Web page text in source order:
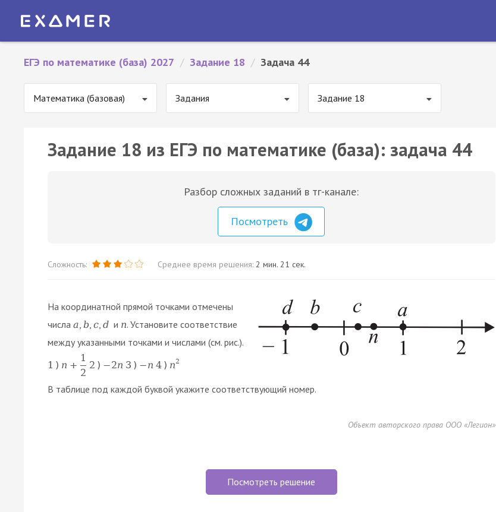
ЕГЭ по математике (база) 2027 / Задание 18 / Задача 44
Математика (базовая) Задания Задание 18
Задание 18 из ЕГЭ по математике (база): задача 44
Разбор сложных заданий в тг-канале:
Посмотреть
Сложность: Среднее время решения: 2 мин. 21 сек.
На координатной прямой точками отмечены
числа a b c d и n. Установите соответствие
между указанными точками и числами (см. рис.).
1 ) n +
1
2
2 ) −2n 3 ) −n 4 ) n2
В таблице под каждой буквой укажите соответствующий номер.
Объект авторского права ООО «Легион»
Посмотреть решение